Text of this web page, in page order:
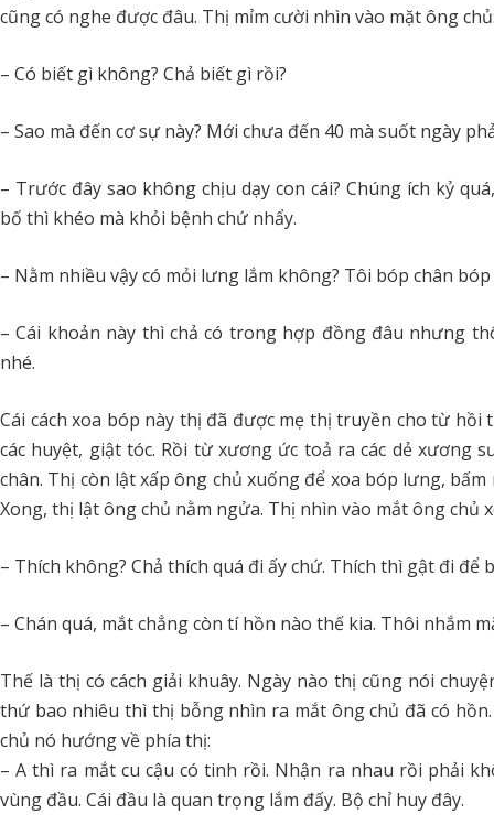
cũng có nghe được đâu. Thị mỉm cười nhìn vào mặt ông
– Có biết gì không? Chả biết gì rồi?
– Sao mà đến cơ sự này? Mới chưa đến 40 mà suốt ngày
– Trước đây sao không chịu dạy con cái? Chúng ích kỷ
bố thì khéo mà khỏi bệnh chứ nhẩy.
– Nằm nhiều vậy có mỏi lưng lắm không? Tôi bóp chân
– Cái khoản này thì chả có trong hợp đồng đâu nhưng
nhé.
Cái cách xoa bóp này thị đã được mẹ thị truyền cho từ
các huyệt, giật tóc. Rồi từ xương ức toả ra các dẻ xương
chân. Thị còn lật xấp ông chủ xuống để xoa bóp lưng,
Xong, thị lật ông chủ nằm ngửa. Thị nhìn vào mắt ông chủ
– Thích không? Chả thích quá đi ấy chứ. Thích thì gật đi
– Chán quá, mắt chẳng còn tí hồn nào thế kia. Thôi nhắm
Thế là thị có cách giải khuây. Ngày nào thị cũng nói
thứ bao nhiêu thì thị bỗng nhìn ra mắt ông chủ đã có
chủ nó hướng về phía thị:
– A thì ra mắt cu cậu có tinh rồi. Nhận ra nhau rồi phải
vùng đầu. Cái đầu là quan trọng lắm đấy. Bộ chỉ huy đây.